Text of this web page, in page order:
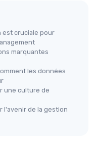
est cruciale pour
marquantes
les données
une culture de
l'avenir de la gestion